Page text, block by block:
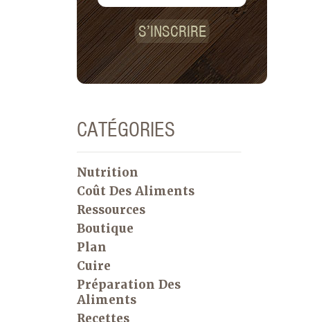
pommes de terre au four. Après des
années à faire cette recette, voici
quelques conseils que j’ai appris :
S’INSCRIRE
CATÉGORIES
Nutrition
Coût Des Aliments
Ressources
Boutique
Plan
Cuire
Préparation Des
Aliments
Recettes